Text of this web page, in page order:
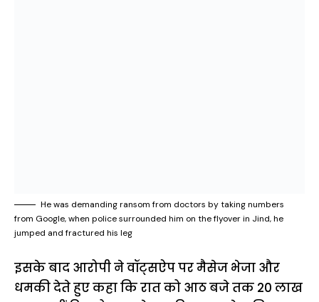
He was demanding ransom from doctors by taking numbers
from Google, when police surrounded him on the flyover in Jind, he
jumped and fractured his leg
इसके बाद आरोपी ने वॉट्सऐप पर मैसेज भेजा और
धमकी देते हुए कहा कि रात को आठ बजे तक 20 लाख